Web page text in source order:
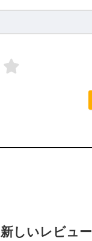
新しいレビュー